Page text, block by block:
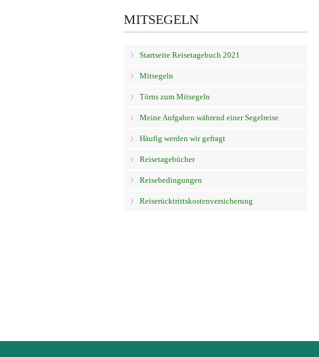
MITSEGELN
Startseite Reisetagebuch 2021
Mitsegeln
Törns zum Mitsegeln
Meine Aufgaben während einer Segelreise
Häufig werden wir gefragt
Reisetagebücher
Reisebedingungen
Reiserücktrittskostenversicherung